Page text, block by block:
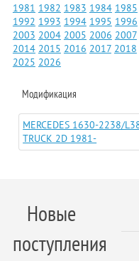
1981 1982 1983 1984 1985
1992 1993 1994 1995 1996
2003 2004 2005 2006 2007
2014 2015 2016 2017 2018
2025 2026
Модификация
MERCEDES 1630-2238/
TRUCK 2D 1981-
Новые
поступления